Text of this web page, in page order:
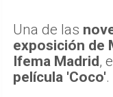
Una de las
exposición de
Ifema Madrid,
película 'Coco'.